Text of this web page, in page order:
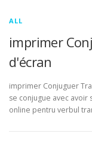
ALL
imprimer
d'écran
imprimer Conjuguer
se conjugue avec
online pentru verbul